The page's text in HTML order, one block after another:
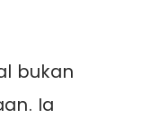
bukan
Ia